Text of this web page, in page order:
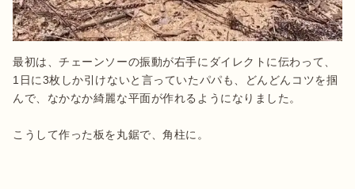
最初は、チェーンソーの振動が右手にダイレクトに伝わって、
1日に3枚しか引けないと言っていたパパも、どんどんコツを掴
んで、なかなか綺麗な平面が作れるようになりました。
こうして作った板を丸鋸で、角柱に。